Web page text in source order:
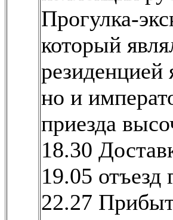
Прогулка-
который
резиденцией
но и
приезда
18.30
19.05 отъезд
22.27